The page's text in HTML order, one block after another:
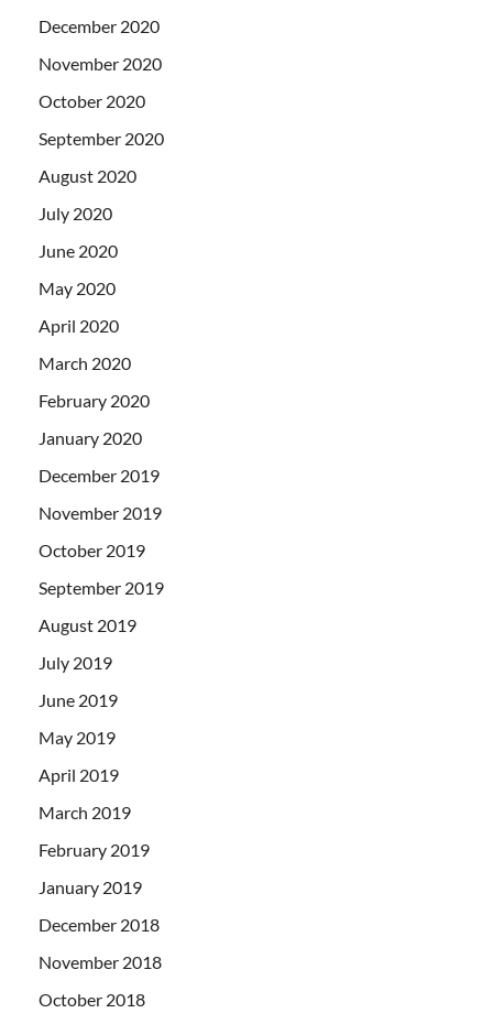
December 2020
November 2020
October 2020
September 2020
August 2020
July 2020
June 2020
May 2020
April 2020
March 2020
February 2020
January 2020
December 2019
November 2019
October 2019
September 2019
August 2019
July 2019
June 2019
May 2019
April 2019
March 2019
February 2019
January 2019
December 2018
November 2018
October 2018